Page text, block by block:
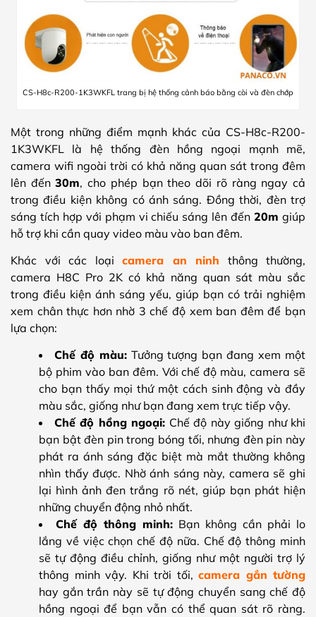
CS-H8c-R200-1K3WKFL trang bị hệ thống cảnh báo bằng còi và đèn chớp
Một trong những điểm mạnh khác của CS-H8c-R200-
1K3WKFL là hệ thống đèn hồng ngoại mạnh mẽ,
camera wifi ngoài trời có khả năng quan sát trong đêm
lên đến30m, cho phép bạn theo dõi rõ ràng ngay cả
trong điều kiện không có ánh sáng. Đồng thời, đèn trợ
sáng tích hợp với phạm vi chiếu sáng lên đến 20m giúp
hỗ trợ khi cần quay video màu vào ban đêm.
Khác với các loại camera an ninh thông thường,
camera H8C Pro 2K có khả năng quan sát màu sắc
trong điều kiện ánh sáng yếu, giúp bạn có trải nghiệm
xem chân thực hơn nhờ 3 chế độ xem ban đêm để bạn
lựa chọn:
Chế độ màu:Tưởng tượng bạn đang xem một
bộ phim vào ban đêm. Với chế độ màu, camera sẽ
cho bạn thấy mọi thứ một cách sinh động và đầy
màu sắc, giống như bạn đang xem trực tiếp vậy.
Chế độ hồng ngoại: Chế độ này giống như khi
bạn bật đèn pin trong bóng tối, nhưng đèn pin này
phát ra ánh sáng đặc biệt mà mắt thường không
nhìn thấy được. Nhờ ánh sáng này, camera sẽ ghi
lại hình ảnh đen trắng rõ nét, giúp bạn phát hiện
những chuyển động nhỏ nhất.
Chế độ thông minh: Bạn không cần phải lo
lắng về việc chọn chế độ nữa. Chế độ thông minh
sẽ tự động điều chỉnh, giống như một người trợ lý
thông minh vậy. Khi trời tối, camera gắn tường
hay gắn trần này sẽ tự động chuyển sang chế độ
hồng ngoại để bạn vẫn có thể quan sát rõ ràng.